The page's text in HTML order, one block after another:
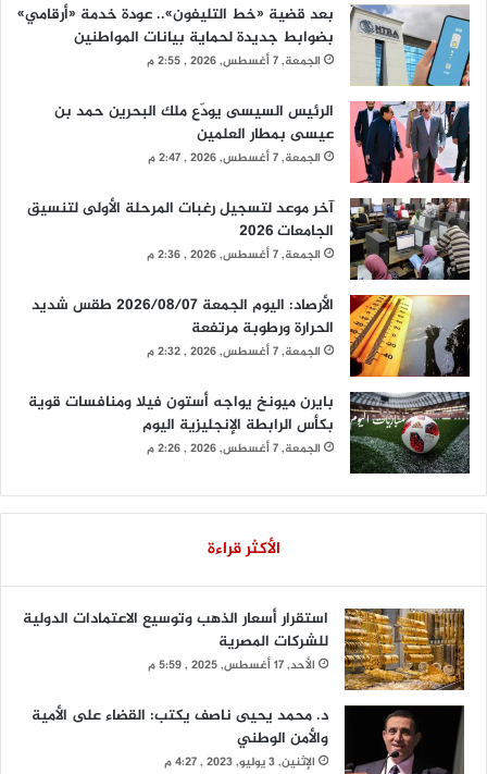
بعد قضية «خط التليفون».. عودة خدمة «أرقامي»
بضوابط جديدة لحماية بيانات المواطنين
الجمعة, 7 أغسطس, 2026 , 2:55 م
الرئيس السيسى يودّع ملك البحرين حمد بن
عيسى بمطار العلمين
الجمعة, 7 أغسطس, 2026 , 2:47 م
آخر موعد لتسجيل رغبات المرحلة الأولى لتنسيق
الجامعات 2026
الجمعة, 7 أغسطس, 2026 , 2:36 م
الأرصاد: اليوم الجمعة 2026/08/07 طقس شديد
الحرارة ورطوبة مرتفعة
الجمعة, 7 أغسطس, 2026 , 2:32 م
بايرن ميونخ يواجه أستون فيلا ومنافسات قوية
بكأس الرابطة الإنجليزية اليوم
الجمعة, 7 أغسطس, 2026 , 2:26 م
الأكثر قراءة
استقرار أسعار الذهب وتوسيع الاعتمادات الدولية
للشركات المصرية
الأحد, 17 أغسطس, 2025 , 5:59 م
د. محمد يحيى ناصف يكتب: القضاء على الأمية
والأمن الوطني
الإثنين, 3 يوليو, 2023 , 4:27 م